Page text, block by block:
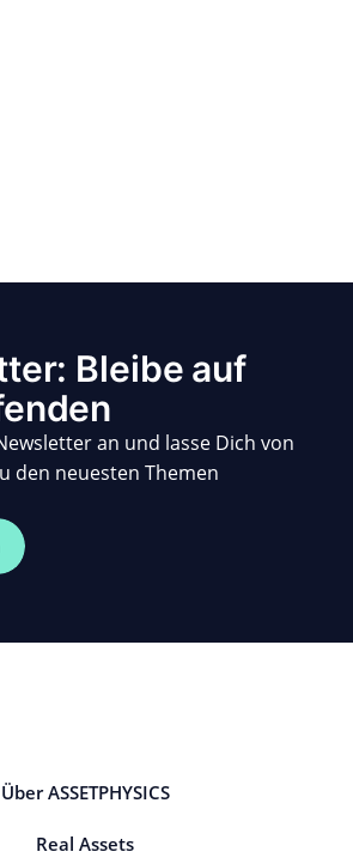
Bleibe auf
an und lasse Dich von
den neuesten Themen
Über ASSETPHYSICS
Real Assets